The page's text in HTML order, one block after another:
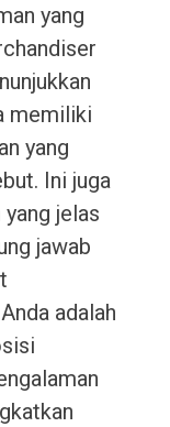
yang
memiliki
yang
Ini juga
jelas
jawab
adalah